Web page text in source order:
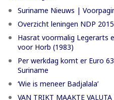
Suriname Nieuws |
Overzicht leningen NDP
Hasrat voormalig Legerarts
voor Horb (1983)
Per werkdag komt er Euro
Suriname
‘Wie is meneer Badjalala’
VAN TRIKT MAAKTE